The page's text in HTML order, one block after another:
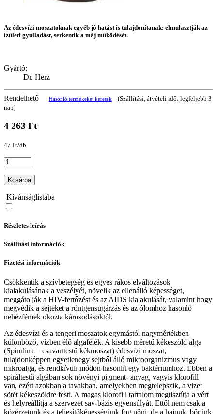
Az édesvízi moszatoknak egyéb jó hatást is tulajdonítanak: elmulasztják az
ízületi gyulladást, serkentik a máj működését.
Gyártó:
Dr. Herz
Rendelhető Hasonló termékeket keresek
(Szállítási, átvételi idő: legfeljebb 3
nap)
4 263 Ft
47 Ft/db
Kosárba
Kívánságlistába
Részletes leírás
Szállítási információk
Fizetési információk
Csökkentik a szívbetegség és egyes rákos elváltozások
kialakulásának a veszélyét, növelik az ellenálló képességet,
meggátolják a HIV-fertőzést és az AIDS kialakulását, valamint hogy
megvédik a sejteket a röntgensugárzás és az ólomhoz hasonló
nehézfémek okozta károsodásoktól.
Az édesvízi és a tengeri moszatok egymástól nagymértékben
különböző, vízben élő algafélék. A kisebb méretű kékeszöld alga
(Spirulina = csavarttestű kékmoszat) édesvízi moszat,
tulajdonképpen egyetlenegy sejtből álló mikroorganizmus vagy
mikroalga, és rendkívüli módon hasonlít egy baktériumhoz. Ebben a
spiráltestű algában sok növényi pigment- anyag, vagyis klorofill
van, ezért azokban a tavakban, amelyekben megtelepszik, a vizet
sötét kékeszöldre festi. A magas klorofill tartalom megtisztítja a vért
és helyreállítja a szervezet sav-bázis egyensúlyát. Ettől nem csak a
közérzetünk és a teljesítőképességünk fog nőni, de a hajunk, bőrünk